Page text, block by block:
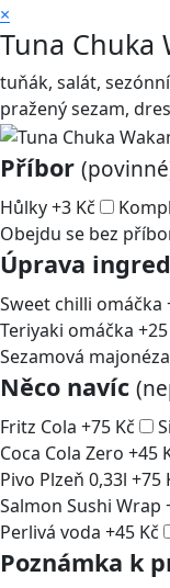
×
Tuna Chuka
tuňák, salát,
pražený sezam,
Příbor
Hůlky+3 Kč
Obejdu se bez
Úprava
Sweet chilli omáčka
Teriyaki omáčka +25
Sezamová majonéza
Něco navíc
Fritz Cola +75 Kč
Coca Cola Zero +45
Pivo Plzeň 0,33l +75
Salmon Sushi Wrap
Perlivá voda +45 Kč
Poznámka k